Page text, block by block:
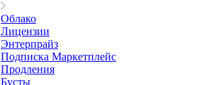
Облако
Лицензии
Энтерпрайз
Подписка Маркетплейс
Продления
Бусты